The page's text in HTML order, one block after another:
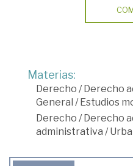
Materias:
Derecho /Derecho
General /Estudios
Derecho /Derecho
administrativa /